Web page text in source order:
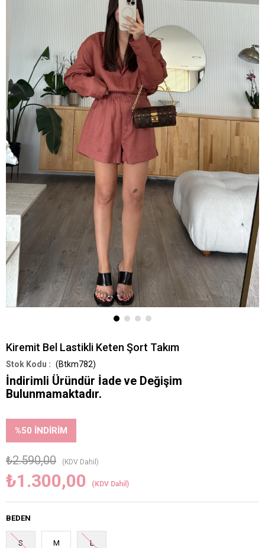
Kiremit Bel Lastikli Keten Şort Takım
(Btkm782)
İndirimli Üründür İade ve Değişim
Bulunmamaktadır.
%50 İNDIRIM
₺2.590,00 (KDV Dahil)
₺1.300,00 (KDV Dahil)
BEDEN
S M L